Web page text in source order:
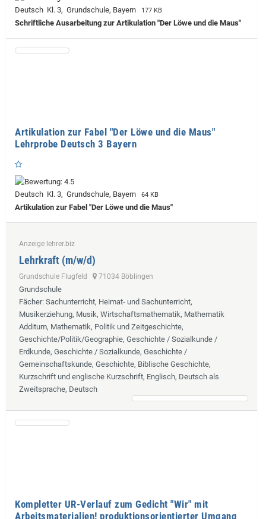
Deutsch Kl. 3, Grundschule, Bayern 177 KB
Schriftliche Ausarbeitung zur Artikulation "Der Löwe und die Maus"
Artikulation zur Fabel "Der Löwe und die Maus"
Lehrprobe Deutsch 3 Bayern
Deutsch Kl. 3, Grundschule, Bayern 64 KB
Artikulation zur Fabel "Der Löwe und die Maus"
Anzeige lehrer.biz
Lehrkraft (m/w/d)
Grundschule Flugfeld 71034 Böblingen
Grundschule
Fächer: Sachunterricht, Heimat- und Sachunterricht,
Musikerziehung, Musik, Wirtschaftsmathematik, Mathematik
Additum, Mathematik, Politik und Zeitgeschichte,
Geschichte/Politik/Geographie, Geschichte / Sozialkunde /
Erdkunde, Geschichte / Sozialkunde, Geschichte /
Gemeinschaftskunde, Geschichte, Biblische Geschichte,
Kurzschrift und englische Kurzschrift, Englisch, Deutsch als
Zweitsprache, Deutsch
Kompletter UR-Verlauf zum Gedicht "Wir" mit
Arbeitsmaterialien! produktionsorientierter Umgang